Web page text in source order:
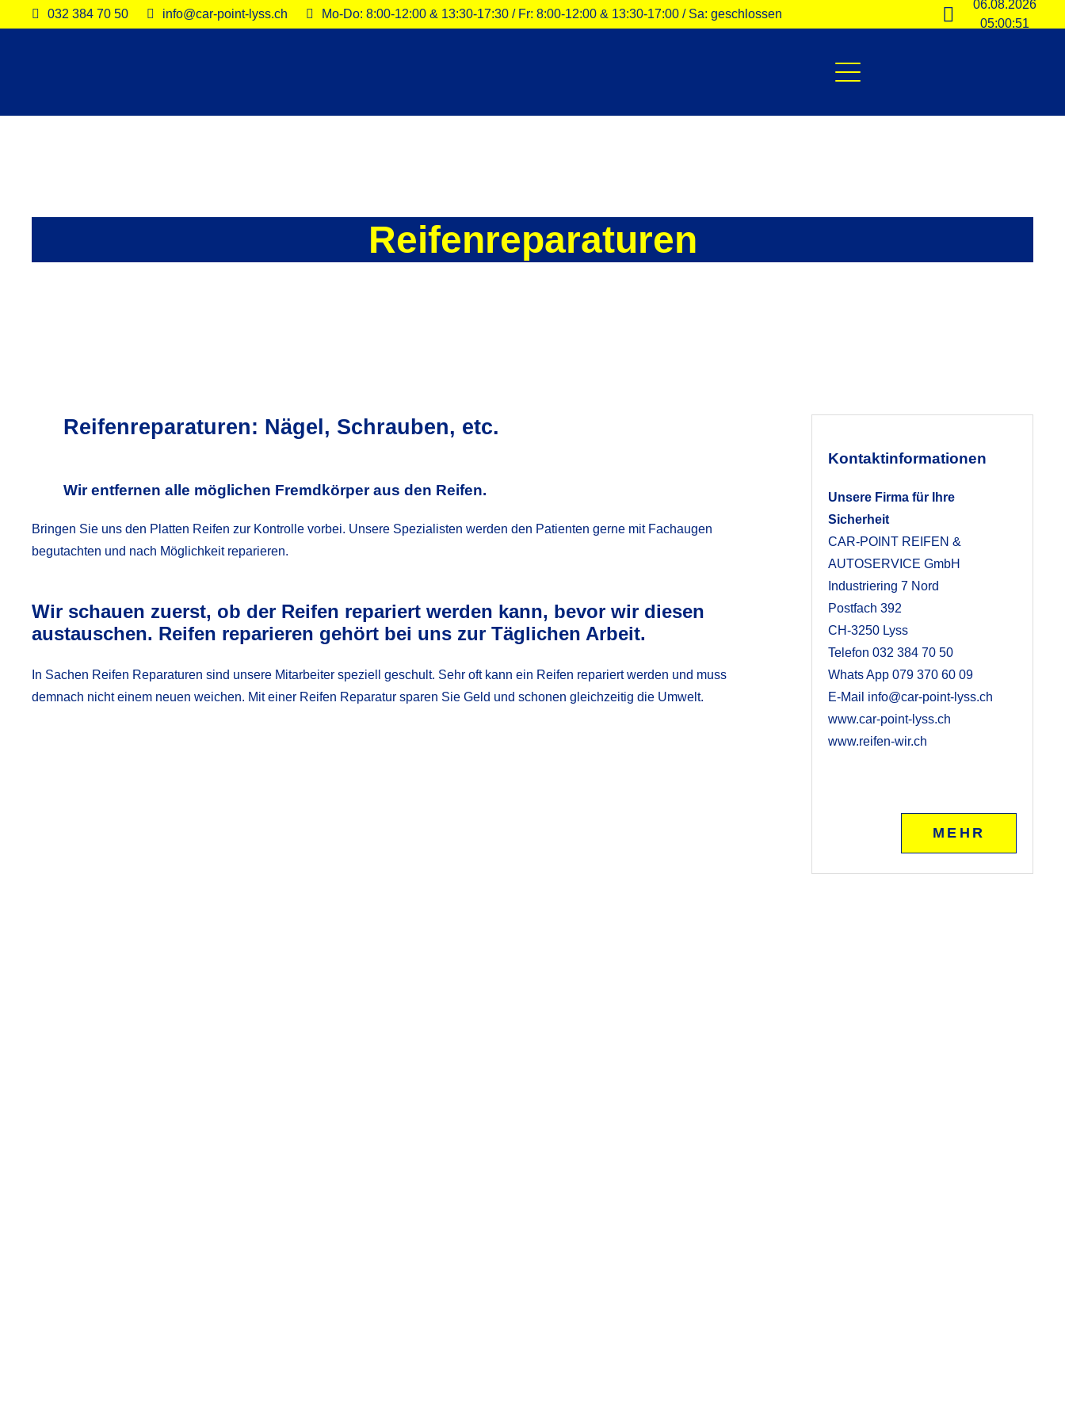
032 384 70 50 info@car-point-lyss.ch Mo-Do: 8:00-12:00 & 13:30-17:30 / Fr: 8:00-12:00 & 13:30-17:00 / Sa: geschlossen
06.08.2026
05:00:52
Reifenreparaturen
Reifenreparaturen: Nägel, Schrauben, etc.
Wir entfernen alle möglichen Fremdkörper aus den Reifen.
Bringen Sie uns den Platten Reifen zur Kontrolle vorbei. Unsere Spezialisten werden den Patienten gerne mit Fachaugen
begutachten und nach Möglichkeit reparieren.
Wir schauen zuerst, ob der Reifen repariert werden kann, bevor wir diesen
austauschen. Reifen reparieren gehört bei uns zur Täglichen Arbeit.
In Sachen Reifen Reparaturen sind unsere Mitarbeiter speziell geschult. Sehr oft kann ein Reifen repariert werden und muss
demnach nicht einem neuen weichen. Mit einer Reifen Reparatur sparen Sie Geld und schonen gleichzeitig die Umwelt.
Kontaktinformationen
Unsere Firma für Ihre
Sicherheit
CAR-POINT REIFEN &
AUTOSERVICE GmbH
Industriering 7 Nord
Postfach 392
CH-3250 Lyss
Telefon 032 384 70 50
Whats App 079 370 60 09
E-Mail info@car-point-lyss.ch
www.car-point-lyss.ch
www.reifen-wir.ch
MEHR